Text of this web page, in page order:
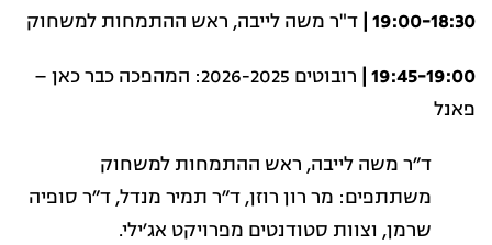
19:00-18:30 | ד"ר משה לייבה, ראש ההתמחות למשחוק
19:45-19:00 |
רובוטים 2026-2025: המהפכה כבר כאן –
פאנל
ד״ר משה לייבה, ראש ההתמחות למשחוק
משתתפים: מר רון רוזן, ד״ר תמיר מנדל, ד״ר סופיה
שרמן, וצוות סטודנטים מפרויקט אג׳ילי.